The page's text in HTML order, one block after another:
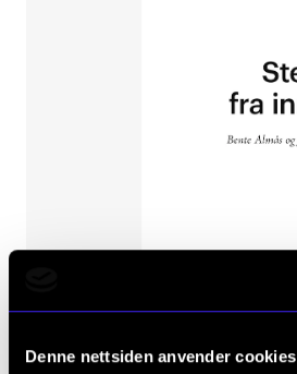
Denne nettsiden anvender cookies